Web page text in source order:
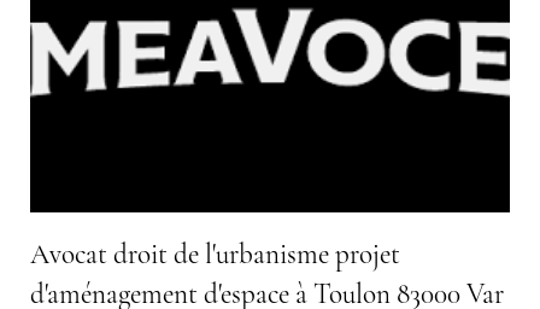
Avocat droit de l'urbanisme projet
d'aménagement d'espace à Toulon 83000 Var